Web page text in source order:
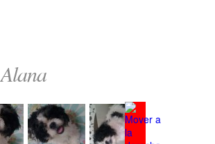
Alana